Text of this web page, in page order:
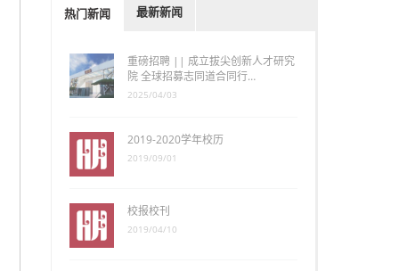
热门新闻 最新新闻
重磅招聘 || 成立拔尖创新人才研究
院 全球招募志同道合同行…
2025/04/03
2019-2020学年校历
2019/09/01
校报校刊
2019/04/10